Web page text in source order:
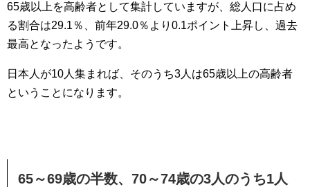
65歳以上を高齢者として集計していますが、総人口に占め
る割合は29.1％、前年29.0％より0.1ポイント上昇し、過去
最高となったようです。
日本人が10人集まれば、そのうち3人は65歳以上の高齢者
ということになります。
65～69歳の半数、70～74歳の3人のうち1人